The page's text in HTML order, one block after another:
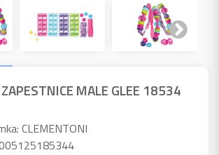
ZAPESTNICE MALE GLEE 18534
CLEMENTONI